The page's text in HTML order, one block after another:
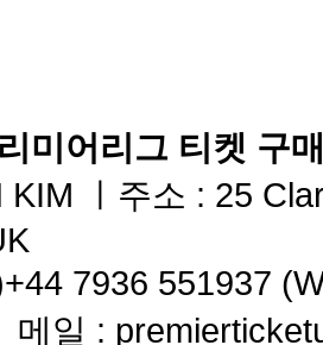
미어리그 티켓 구
KIM ㅣ주소 : 25
7936 551937
메일 :